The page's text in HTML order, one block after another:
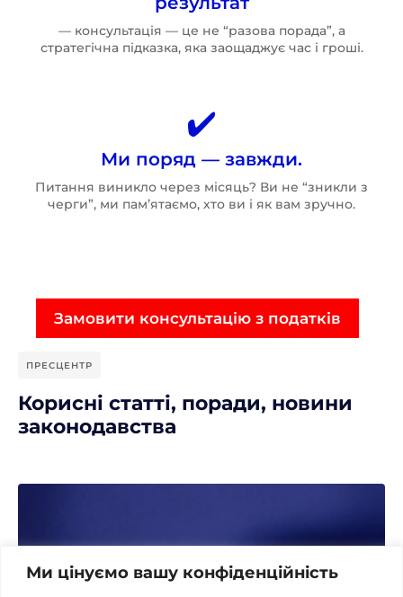
Ми цінуємо вашу конфіденційність
— консультація — це не “разова порада”, а
стратегічна підказка, яка заощаджує час і гроші.
Ми поряд — завжди.
Питання виникло через місяць? Ви не “зникли з
черги”, ми пам’ятаємо, хто ви і як вам зручно.
Замовити консультацію з податків
ПРЕСЦЕНТР
Корисні статті, поради, новини
законодавства